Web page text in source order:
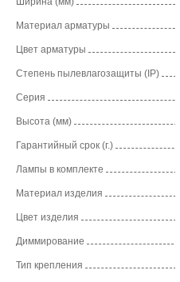
Материал арматуры
Цвет арматуры
Степень пылевлагозащиты (IP)
Серия
Высота (мм)
Гарантийный срок (г.)
Лампы в комплекте
Материал изделия
Цвет изделия
Диммирование
Тип крепления